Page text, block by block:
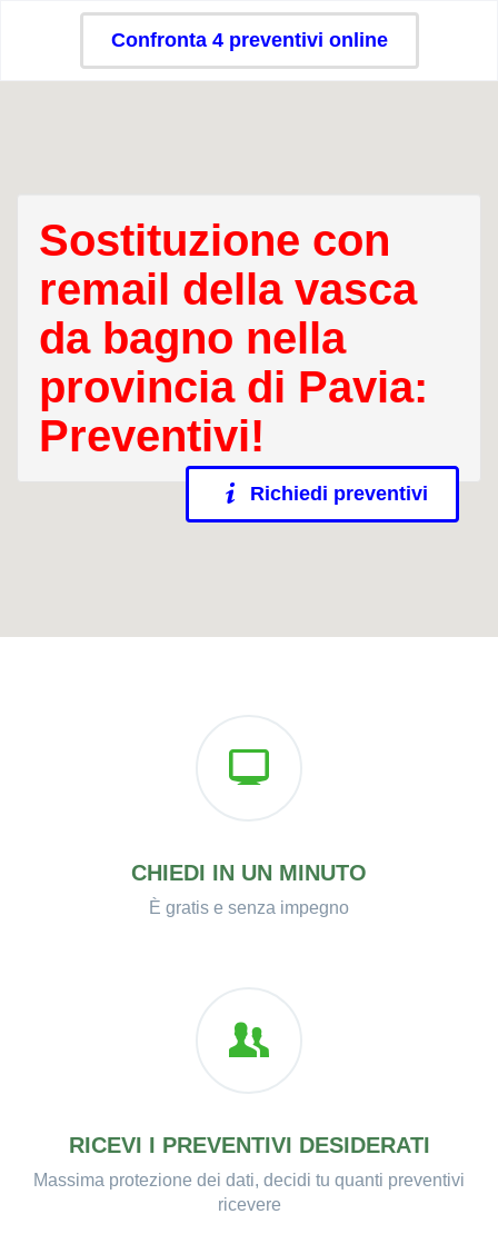
Confronta 4 preventivi online
Sostituzione con
remail della vasca
da bagno nella
provincia di Pavia:
Preventivi!
Richiedi preventivi
CHIEDI IN UN MINUTO
È gratis e senza impegno
RICEVI I PREVENTIVI DESIDERATI
Massima protezione dei dati, decidi tu quanti preventivi
ricevere